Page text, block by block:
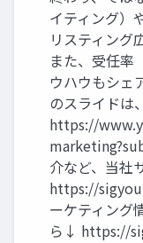
イティング）
リスティング
また、受任率
ウハウもシェ
のスライドは
https://
介など、当社
https://
ーケティング
ら↓ https://